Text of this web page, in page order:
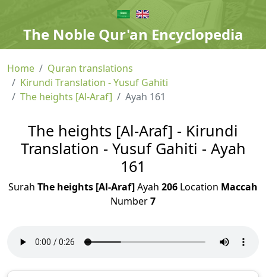
The Noble Qur'an Encyclopedia
Home
Quran translations
Kirundi Translation - Yusuf Gahiti
The heights [Al-Araf]
Ayah 161
The heights [Al-Araf] - Kirundi
Translation - Yusuf Gahiti - Ayah
161
Surah The heights [Al-Araf]Ayah 206 Location Maccah
Number7